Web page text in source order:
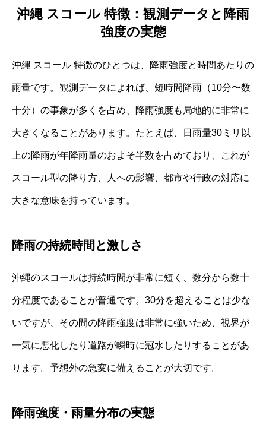
沖縄 スコール 特徴：観測データと降雨
強度の実態
沖縄 スコール 特徴のひとつは、降雨強度と時間あたりの
雨量です。観測データによれば、短時間降雨（10分〜数
十分）の事象が多くを占め、降雨強度も局地的に非常に
大きくなることがあります。たとえば、日雨量30ミリ以
上の降雨が年降雨量のおよそ半数を占めており、これが
スコール型の降り方、人への影響、都市や行政の対応に
大きな意味を持っています。
降雨の持続時間と激しさ
沖縄のスコールは持続時間が非常に短く、数分から数十
分程度であることが普通です。30分を超えることは少な
いですが、その間の降雨強度は非常に強いため、視界が
一気に悪化したり道路が瞬時に冠水したりすることがあ
ります。予想外の急変に備えることが大切です。
降雨強度・雨量分布の実態